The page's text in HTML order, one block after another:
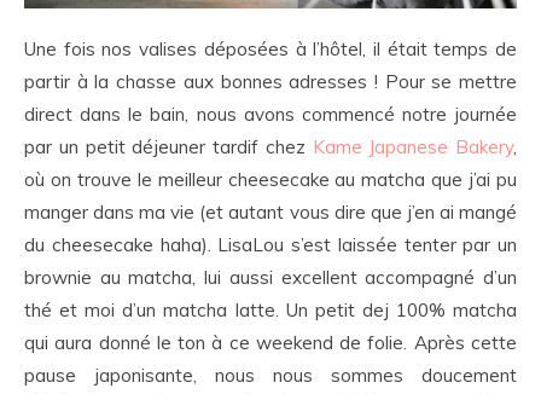
Une fois nos valises déposées à l’hôtel, il était temps de
partir à la chasse aux bonnes adresses ! Pour se mettre
direct dans le bain, nous avons commencé notre journée
par un petit déjeuner tardif chez Kame Japanese Bakery,
où on trouve le meilleur cheesecake au matcha que j’ai pu
manger dans ma vie (et autant vous dire que j’en ai mangé
du cheesecake haha). LisaLou s’est laissée tenter par un
brownie au matcha, lui aussi excellent accompagné d’un
thé et moi d’un matcha latte. Un petit dej 100% matcha
qui aura donné le ton à ce weekend de folie. Après cette
pause japonisante, nous nous sommes doucement